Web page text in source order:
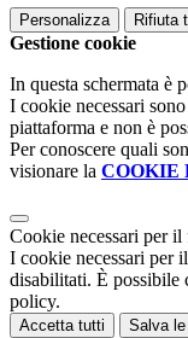
Personalizza Rifiuta
Gestione cookie
In questa schermata è
I cookie necessari
piattaforma e non è
Per conoscere quali
visionare la COOKIE
Cookie necessari per
I cookie necessari per
disabilitati. È possibile
policy.
Accetta tutti Salva